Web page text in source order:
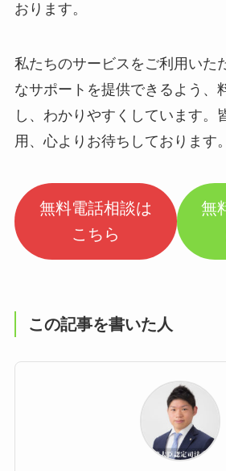
おります。
私たちのサービスをご利用いた
なサポートを提供できるよう、
し、わかりやすくしています。
用、心よりお待ちしております。
無料電話相談は
こちら
無
この記事を書いた人